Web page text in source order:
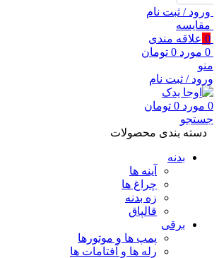
ورود / ثبت نام
مقايسه
0 علاقه مندی
0 مورد 0 تومان
منو
ورود / ثبت نام
0 مورد 0 تومان
جستجو
دسته بندی محصولات
بدنه
آینه ها
چراغ ها
زه بدنه
قالپاق
برقی
پمپ ها و موتورها
رله ها و آفتامات ها